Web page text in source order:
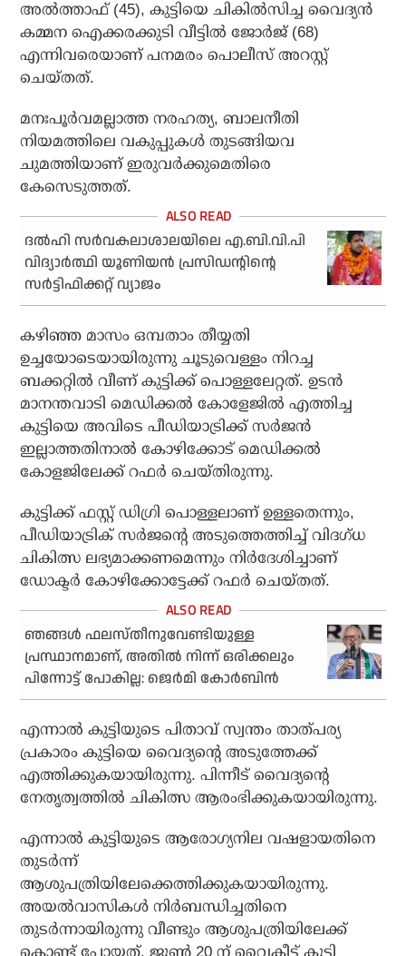
അല്‍ത്താഫ് (45), കുട്ടിയെ ചികിൽസിച്ച വൈദ്യന്‍
കമ്മന ഐക്കരക്കുടി വീട്ടില്‍ ജോര്‍ജ് (68)
എന്നിവരെയാണ് പനമരം പൊലീസ് അറസ്റ്റ്
ചെയ്തത്.
മനഃപൂർവമല്ലാത്ത നരഹത്യ, ബാലനീതി
നിയമത്തിലെ വകുപ്പുകള്‍ തുടങ്ങിയവ
ചുമത്തിയാണ് ഇരുവര്‍ക്കുമെതിരെ
കേസെടുത്തത്.
ദൽഹി സർവകലാശാലയിലെ എ.ബി.വി.പി
വിദ്യാർത്ഥി യൂണിയൻ പ്രസിഡന്റിന്റെ
സർട്ടിഫിക്കറ്റ് വ്യാജം
കഴിഞ്ഞ മാസം ഒമ്പതാം തീയ്യതി
ഉച്ചയോടെയായിരുന്നു ചൂടുവെള്ളം നിറച്ച
ബക്കറ്റില്‍ വീണ് കുട്ടിക്ക് പൊള്ളലേറ്റത്. ഉടന്‍
മാനന്തവാടി മെഡിക്കല്‍ കോളേജില്‍ എത്തിച്ച
കുട്ടിയെ അവിടെ പീഡിയാട്രിക്ക് സര്‍ജന്‍
ഇല്ലാത്തതിനാല്‍ കോഴിക്കോട് മെഡിക്കല്‍
കോളജിലേക്ക് റഫര്‍ ചെയ്തിരുന്നു.
കുട്ടിക്ക് ഫസ്റ്റ് ഡിഗ്രി പൊള്ളലാണ് ഉള്ളതെന്നും,
പീഡിയാട്രിക് സര്‍ജന്റെ അടുത്തെത്തിച്ച് വിദഗ്ധ
ചികിത്സ ലഭ്യമാക്കണമെന്നും നിര്‍ദേശിച്ചാണ്
ഡോക്ടര്‍ കോഴിക്കോട്ടേക്ക് റഫര്‍ ചെയ്തത്.
ഞങ്ങൾ ഫലസ്തീനുവേണ്ടിയുള്ള
പ്രസ്ഥാനമാണ്, അതിൽ നിന്ന് ഒരിക്കലും
പിന്നോട്ട് പോകില്ല: ജെർമി കോർബിൻ
എന്നാൽ കുട്ടിയുടെ പിതാവ് സ്വന്തം താത്പര്യ
പ്രകാരം കുട്ടിയെ വൈദ്യന്റെ അടുത്തേക്ക്
എത്തിക്കുകയായിരുന്നു. പിന്നീട്‌ വൈദ്യന്റെ
നേതൃത്വത്തിൽ ചികിത്സ ആരംഭിക്കുകയായിരുന്നു.
എന്നാൽ കുട്ടിയുടെ ആരോഗ്യനില വഷളായതിനെ
തുടർന്ന്
ആശുപത്രിയിലേക്കെത്തിക്കുകയായിരുന്നു.
അയൽവാസികൾ നിർബന്ധിച്ചതിനെ
തുടർന്നായിരുന്നു വീണ്ടും ആശുപത്രിയിലേക്ക്
കൊണ്ട് പോയത്. ജൂൺ 20 ന് വൈകീട്ട് കുട്ടി